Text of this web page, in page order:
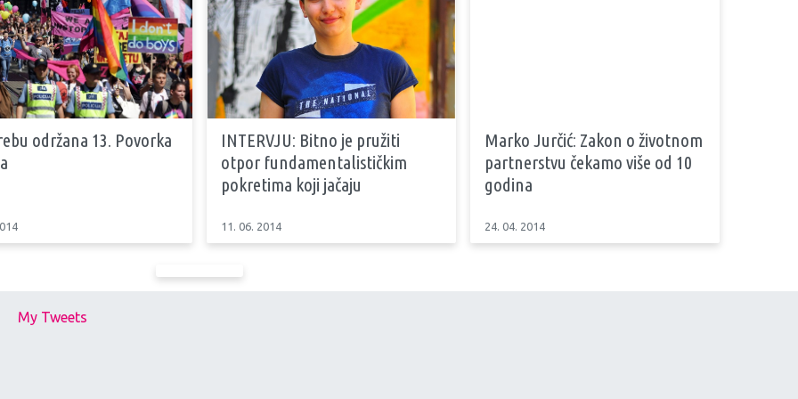
održana 13. Povorka
INTERVJU: Bitno je pružiti
otpor fundamentalističkim
pokretima koji jačaju
11. 06. 2014
Marko Jurčić: Zakon o životnom
partnerstvu čekamo više od 10
godina
24. 04. 2014
My Tweets